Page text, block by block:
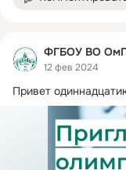
ФГБОУ ВО
12 фев 2024
Привет